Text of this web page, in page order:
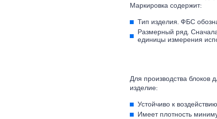
Маркировка содержит:
Тип изделия. ФБС
Размерный ряд.
единицы измерения
Для производства блоков
изделие:
Устойчиво к
Имеет плотность